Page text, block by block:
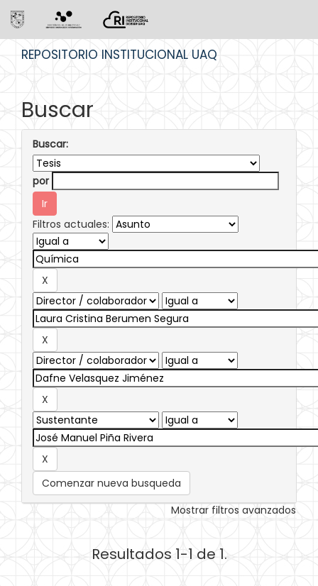
REPOSITORIO INSTITUCIONAL UAQ
Buscar
Buscar:
por
Filtros actuales:
Comenzar nueva busqueda
Mostrar filtros avanzados
Resultados 1-1 de 1.